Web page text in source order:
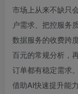
市场上从来不缺只
户需求、把控服务
数据服务的收费跨
百元的常规分析，
订单都有稳定需求
借助AI快速提升能